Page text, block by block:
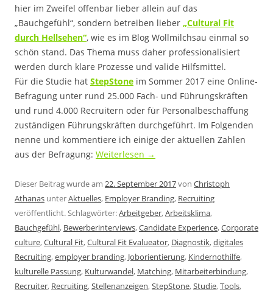
hier im Zweifel offenbar lieber allein auf das
„Bauchgefühl“, sondern betreiben lieber „Cultural Fit
durch Hellsehen“, wie es im Blog Wollmilchsau einmal so
schön stand. Das Thema muss daher professionalisiert
werden durch klare Prozesse und valide Hilfsmittel.
Für die Studie hat StepStone im Sommer 2017 eine Online-
Befragung unter rund 25.000 Fach- und Führungskräften
und rund 4.000 Recruitern oder für Personalbeschaffung
zuständigen Führungskräften durchgeführt. Im Folgenden
nenne und kommentiere ich einige der aktuellen Zahlen
aus der Befragung: Weiterlesen →
Dieser Beitrag wurde am 22. September 2017von Christoph
Athanas unterAktuelles, Employer Branding, Recruiting
veröffentlicht. Schlagwörter:Arbeitgeber,Arbeitsklima,
Bauchgefühl, Bewerberinterviews,Candidate Experience,Corporate
culture,Cultural Fit,Cultural Fit Evalueator, Diagnostik,digitales
Recruiting,employer branding, Joborientierung, Kindernothilfe,
kulturelle Passung, Kulturwandel, Matching, Mitarbeiterbindung,
Recruiter, Recruiting,Stellenanzeigen,StepStone,Studie,Tools,